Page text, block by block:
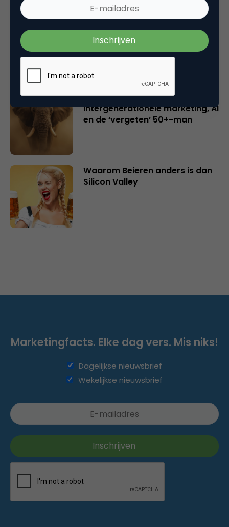
van innovatie en ontsluiter en
verbinder van industrieën
belangrijker en urgenter dan
Inspiratie uit Londen:
intergenerationele marketing, AI
en de ‘vergeten’ 50+-man
Waarom Beieren anders is dan
Silicon Valley
Marketingfacts. Elke dag vers. Mis niks!
Dagelijkse nieuwsbrief
Wekelijkse nieuwsbrief